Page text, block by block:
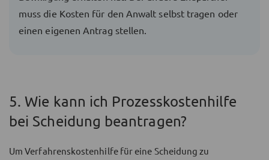
muss die Kosten für den Anwalt selbst tragen oder
einen eigenen Antrag stellen.
5. Wie kann ich Prozesskostenhilfe
bei Scheidung beantragen?
Um Verfahrenskostenhilfe für eine Scheidung zu